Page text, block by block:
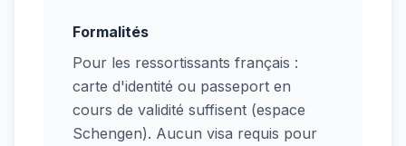
Formalités
Pour les ressortissants français :
carte d'identité ou passeport en
cours de validité suffisent (espace
Schengen). Aucun visa requis pour